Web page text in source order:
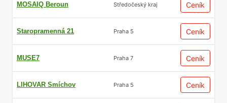
Rovnováha mezi cenovou
dostupností a kvalitou
bydlení
MOSAIQ Beroun Středočeský kraj Ceník
Staropramenná 21 Praha 5 Ceník
MUSE7 Praha 7 Ceník
LIHOVAR Smíchov Praha 5 Ceník